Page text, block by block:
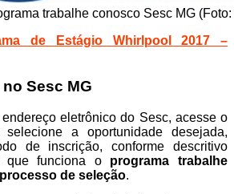
trabalhe conosco Sesc MG
de Estágio Whirlpool 2017 –
Sesc MG
eletrônico do Sesc, acesse o
a oportunidade desejada,
de inscrição, conforme descritivo
que funciona o programa trabalhe
de seleção.